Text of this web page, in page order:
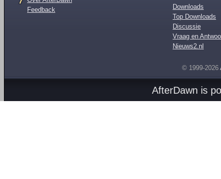
Feedback
Downloads
Top Downloads
Discussie
Vraag en
Nieuws2.nl
© 1999-2026
AfterDawn is